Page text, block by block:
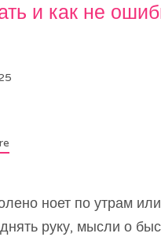
и как не
ноет по утрам
руку, мысли о